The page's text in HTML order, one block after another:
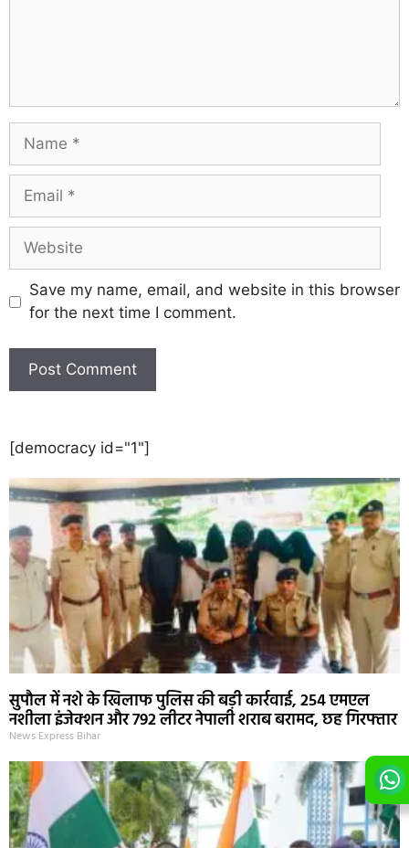
Save my name, email, and website in this browser
for the next time I comment.
[democracy id="1"]
सुपौल में नशे के खिलाफ पुलिस की बड़ी कार्रवाई, 254 एमएल
नशीला इंजेक्शन और 792 लीटर नेपाली शराब बरामद, छह गिरफ्तार
News Express Bihar